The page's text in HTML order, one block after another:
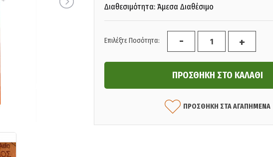
Διαθεσιμότητα: Άμεσα Διαθέσιμο
Επιλέξτε Ποσότητα: - +
ΠΡΟΣΘΗΚΗ ΣΤΑ ΑΓΑΠΗΜΕΝΑ